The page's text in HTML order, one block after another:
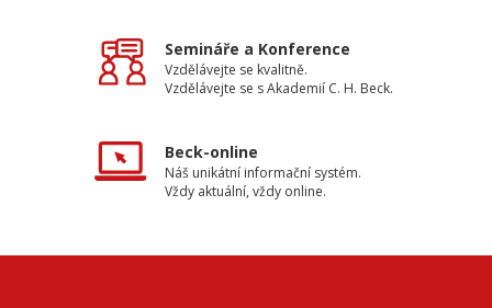
Semináře a Konference
Vzdělávejte se kvalitně.
Vzdělávejte se s Akademií C. H. Beck.
Beck-online
Náš unikátní informační systém.
Vždy aktuální, vždy online.